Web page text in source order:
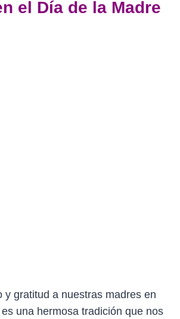
el Día de la Madre
y gratitud a nuestras madres en
una hermosa tradición que nos